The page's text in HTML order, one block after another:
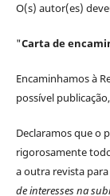
O(s) autor(es)
"Carta de
Encaminhamos à
possível
Declaramos que o
rigorosamente
a outra revista
de interesses na